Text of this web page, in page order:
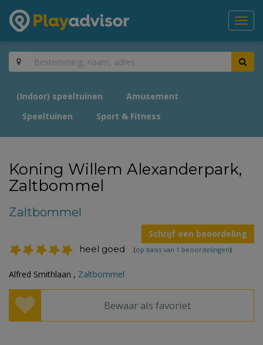
(Indoor) speeltuinen
Amusement
Speeltuinen
Sport & Fitness
Koning Willem Alexanderpark,
Zaltbommel
Zaltbommel
Schrijf een beoordeling
heel goed (op basis van 1 beoordelingen)
Alfred Smithlaan , Zaltbommel
Bewaar als favoriet